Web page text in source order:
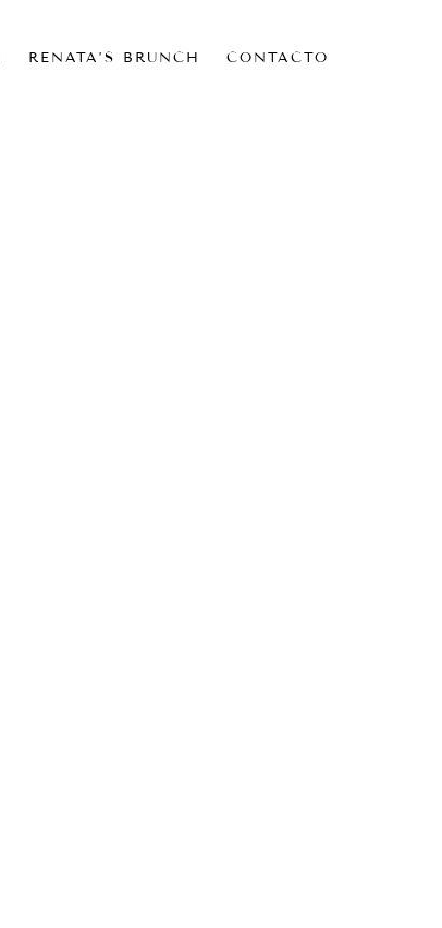
RENATA’S BRUNCH CONTACTO